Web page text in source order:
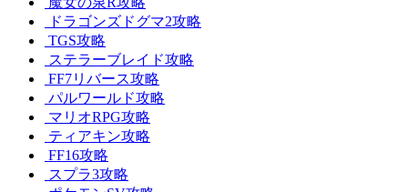
ドラゴンズドグマ2攻略
TGS攻略
ステラーブレイド攻略
FF7リバース攻略
パルワールド攻略
マリオRPG攻略
ティアキン攻略
FF16攻略
スプラ3攻略